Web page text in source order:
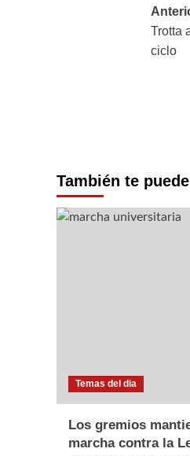
de
Trotta
ciclo
También te
Temas del dia
Los gremios
marcha contra la